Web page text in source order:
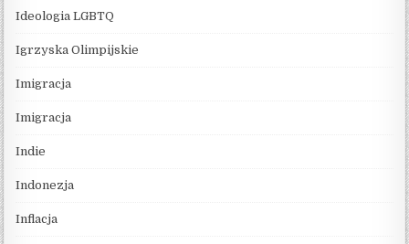
Ideologia LGBTQ
Igrzyska Olimpijskie
Imigracja
Imigracja
Indie
Indonezja
Inflacja